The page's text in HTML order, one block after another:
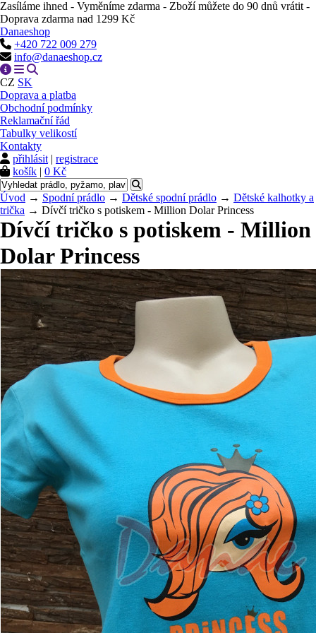
Zasíláme ihned - Vyměníme zdarma - Zboží můžete do 90 dnů vrátit -
Doprava zdarma nad 1299 Kč
Danaeshop
+420 722 009 279
info@danaeshop.cz
CZ SK
Doprava a platba
Obchodní podmínky
Reklamační řád
Tabulky velikostí
Kontakty
přihlásit | registrace
košík | 0 Kč
Úvod → Spodní prádlo → Dětské spodní prádlo → Dětské kalhotky a
trička → Dívčí tričko s potiskem - Million Dolar Princess
Dívčí tričko s potiskem - Million
Dolar Princess